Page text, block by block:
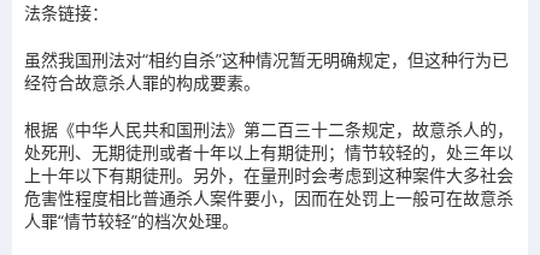
法条链接：
虽然我国刑法对“相约自杀”这种情况暂无明确规定，但这种行为已
经符合故意杀人罪的构成要素。
根据《中华人民共和国刑法》第二百三十二条规定，故意杀人的，
处死刑、无期徒刑或者十年以上有期徒刑；情节较轻的，处三年以
上十年以下有期徒刑。另外，在量刑时会考虑到这种案件大多社会
危害性程度相比普通杀人案件要小，因而在处罚上一般可在故意杀
人罪“情节较轻”的档次处理。